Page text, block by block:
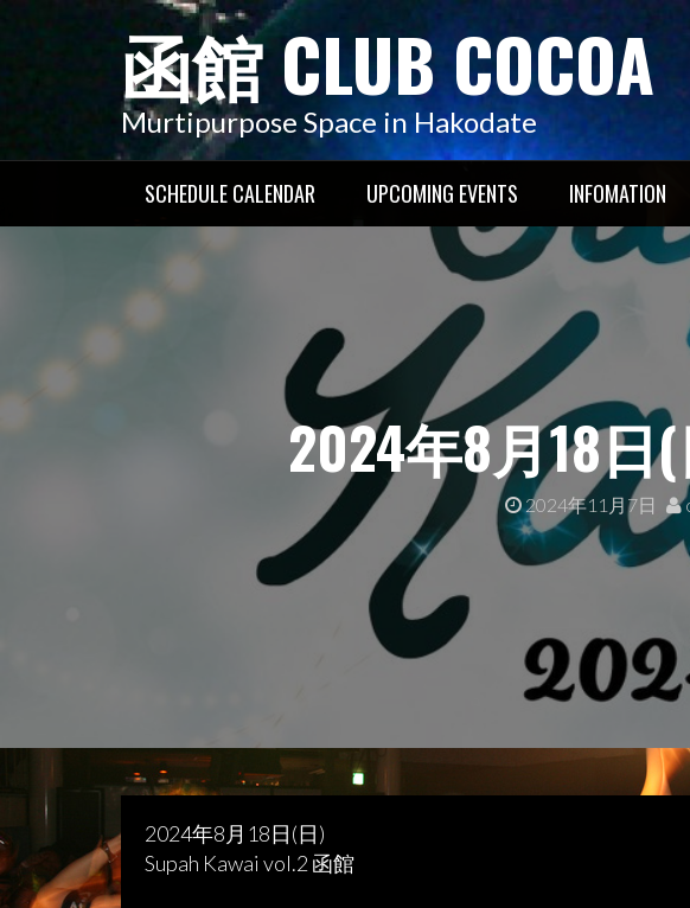
へ
キ
函館 CLUB COCOA
Murtipurpose Space in Hakodate
SCHEDULE CALENDAR UPCOMING EVENTS INFOMATION
2024年8月18日
2024年11月7日
2024年8月18日(日)
Supah Kawai vol.2 函館